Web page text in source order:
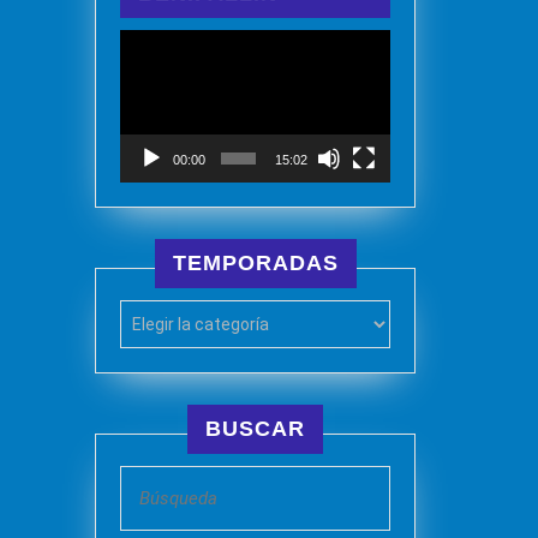
00:00 15:02
TEMPORADAS
BUSCAR